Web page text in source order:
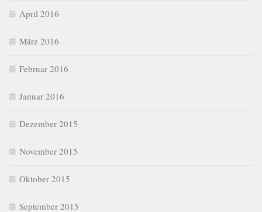
April 2016
März 2016
Februar 2016
Januar 2016
Dezember 2015
November 2015
Oktober 2015
September 2015